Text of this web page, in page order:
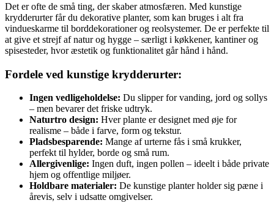
Det er ofte de små ting, der skaber atmosfæren. Med kunstige
krydderurter får du dekorative planter, som kan bruges i alt fra
vindueskarme til borddekorationer og reolsystemer. De er perfekte til
at give et strejf af natur og hygge – særligt i køkkener, kantiner og
spisesteder, hvor æstetik og funktionalitet går hånd i hånd.
Fordele ved kunstige krydderurter:
Ingen vedligeholdelse: Du slipper for vanding, jord og sollys
– men bevarer det friske udtryk.
Naturtro design: Hver plante er designet med øje for
realisme – både i farve, form og tekstur.
Pladsbesparende: Mange af urterne fås i små krukker,
perfekt til hylder, borde og små rum.
Allergivenlige: Ingen duft, ingen pollen – ideelt i både private
hjem og offentlige miljøer.
Holdbare materialer: De kunstige planter holder sig pæne i
årevis, selv i udsatte omgivelser.